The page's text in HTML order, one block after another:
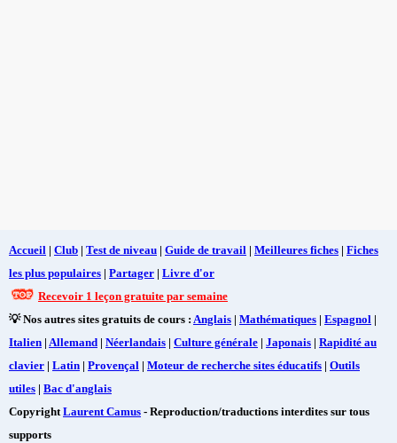
Accueil | Club | Test de niveau | Guide de travail | Meilleures fiches | Fiches
les plus populaires | Partager | Livre d'or
Recevoir 1 leçon gratuite par semaine
💡 Nos autres sites gratuits de cours : Anglais | Mathématiques | Espagnol |
Italien | Allemand | Néerlandais | Culture générale | Japonais | Rapidité au
clavier | Latin | Provençal | Moteur de recherche sites éducatifs | Outils
utiles | Bac d'anglais
Copyright Laurent Camus - Reproduction/traductions interdites sur tous
supports